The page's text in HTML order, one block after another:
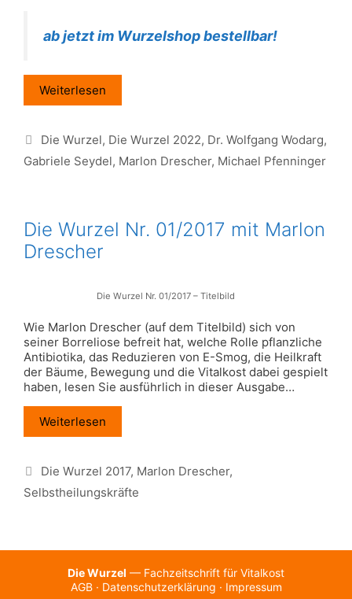
ab jetzt im Wurzelshop bestellbar!
Weiterlesen
Schlagwörter
Die Wurzel, Die Wurzel 2022, Dr. Wolfgang Wodarg,
Gabriele Seydel, Marlon Drescher, Michael Pfenninger
Die Wurzel Nr. 01/2017 mit Marlon
Drescher
Die Wurzel Nr. 01/2017 – Titelbild
Wie Marlon Drescher (auf dem Titelbild) sich von
seiner Borreliose befreit hat, welche Rolle pflanzliche
Antibiotika, das Reduzieren von E-Smog, die Heilkraft
der Bäume, Bewegung und die Vitalkost dabei gespielt
haben, lesen Sie ausführlich in dieser Ausgabe…
Weiterlesen
Schlagwörter
Die Wurzel 2017, Marlon Drescher,
Selbstheilungskräfte
Die Wurzel — Fachzeitschrift für Vitalkost
AGB· Datenschutzerklärung · Impressum